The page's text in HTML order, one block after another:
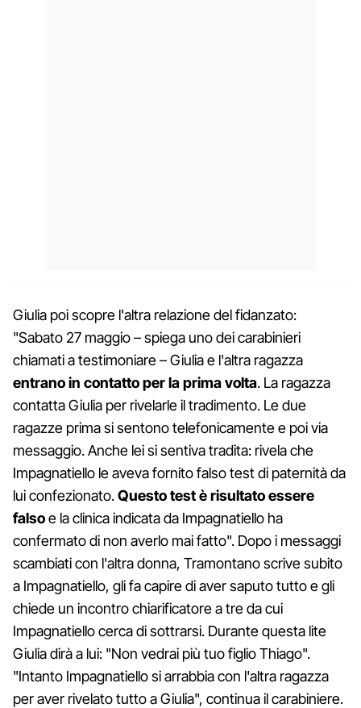
Giulia poi scopre l'altra relazione del fidanzato:
"Sabato 27 maggio – spiega uno dei carabinieri
chiamati a testimoniare – Giulia e l'altra ragazza
entrano in contatto per la prima volta. La ragazza
contatta Giulia per rivelarle il tradimento. Le due
ragazze prima si sentono telefonicamente e poi via
messaggio. Anche lei si sentiva tradita: rivela che
Impagnatiello le aveva fornito falso test di paternità da
lui confezionato.Questo test è risultato essere
falsoe la clinica indicata da Impagnatiello ha
confermato di non averlo mai fatto". Dopo i messaggi
scambiati con l'altra donna, Tramontano scrive subito
a Impagnatiello, gli fa capire di aver saputo tutto e gli
chiede un incontro chiarificatore a tre da cui
Impagnatiello cerca di sottrarsi. Durante questa lite
Giulia dirà a lui: "Non vedrai più tuo figlio Thiago".
"Intanto Impagnatiello si arrabbia con l'altra ragazza
per aver rivelato tutto a Giulia", continua il carabiniere.